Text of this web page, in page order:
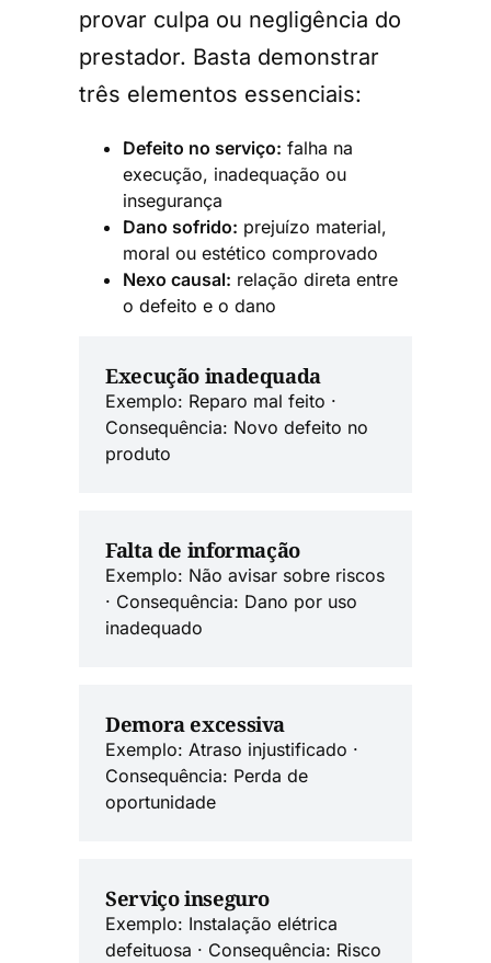
provar culpa ou negligência do
prestador. Basta demonstrar
três elementos essenciais:
Defeito no serviço: falha na
execução, inadequação ou
insegurança
Dano sofrido: prejuízo material,
moral ou estético comprovado
Nexo causal: relação direta entre
o defeito e o dano
Execução inadequada
Exemplo: Reparo mal feito ·
Consequência: Novo defeito no
produto
Falta de informação
Exemplo: Não avisar sobre riscos
· Consequência: Dano por uso
inadequado
Demora excessiva
Exemplo: Atraso injustificado ·
Consequência: Perda de
oportunidade
Serviço inseguro
Exemplo: Instalação elétrica
defeituosa · Consequência: Risco